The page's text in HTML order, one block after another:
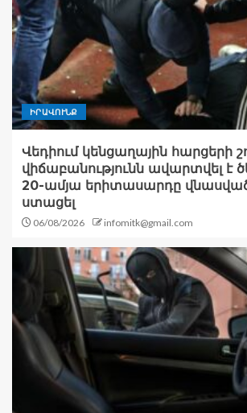
ԻՐԱՎՈՒՆՔ
Վեդիում կենցաղային հարցերի
վիճաբանությունն ավարտվել է
20-ամյա երիտասարդը
ստացել
06/08/2026 infomitk@gmail.com